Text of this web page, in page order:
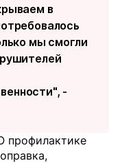
в
мы смогли
-
профилактике